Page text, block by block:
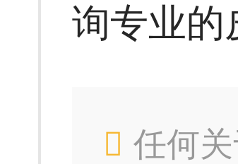
询专业的
任何